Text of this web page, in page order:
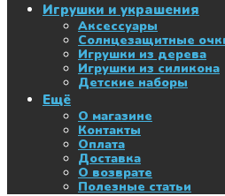
Игрушки и украшения
Аксессуары
Солнцезащитные
Игрушки из дерева
Игрушки из силикона
Детские наборы
Ещё
О магазине
Контакты
Оплата
Доставка
О возврате
Полезные статьи